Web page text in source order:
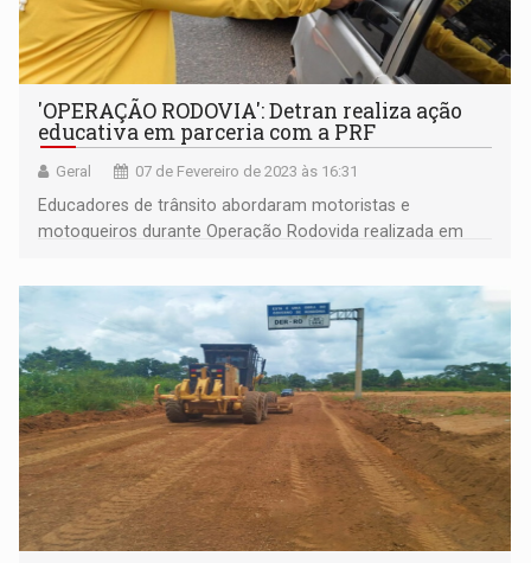
'OPERAÇÃO RODOVIA': Detran realiza ação
educativa em parceria com a PRF
Geral 07 de Fevereiro de 2023 às 16:31
Educadores de trânsito abordaram motoristas e
motoqueiros durante Operação Rodovida realizada em